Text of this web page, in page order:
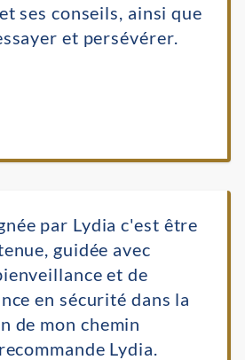
ses conseils, ainsi que
et persévérer.
par Lydia c'est être
guidée avec
et de
en sécurité dans la
de mon chemin
Lydia.